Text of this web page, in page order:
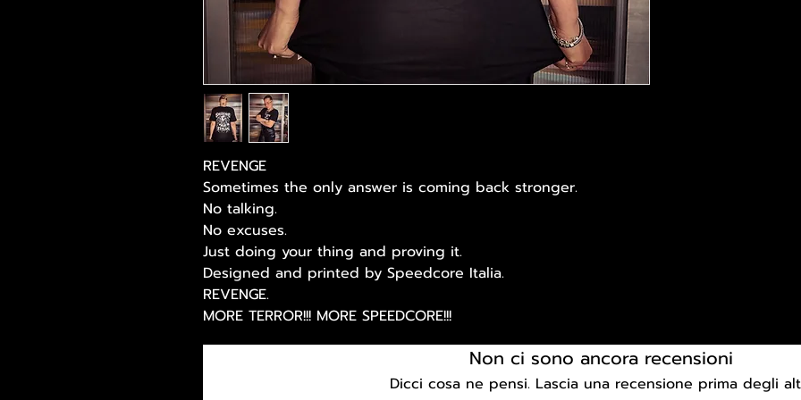
REVENGE
Sometimes the only answer is coming back stronger.
No talking.
No excuses.
Just doing your thing and proving it.
Designed and printed by Speedcore Italia.
REVENGE.
MORE TERROR!!! MORE SPEEDCORE!!!
Non ci sono ancora recensioni
Dicci cosa ne pensi. Lascia una recensione prima degli